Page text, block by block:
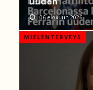
06 elokuun 2026
MIELENTERVEYS